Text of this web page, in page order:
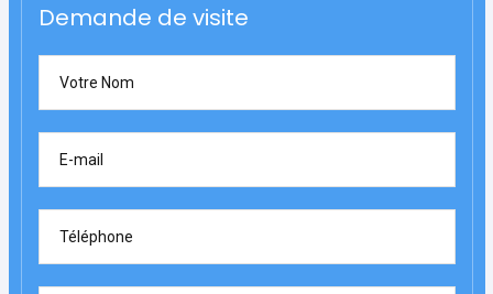
Demande de visite
Votre Nom
E-mail
Téléphone